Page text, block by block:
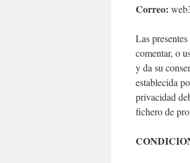
Correo:
Las
comentar, o
y da su
establecida
privacidad
fichero de